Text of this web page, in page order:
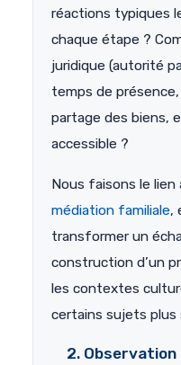
réactions typiques
chaque étape ?
juridique (autorité
temps de
partage des biens,
accessible ?
Nous faisons le
médiation familiale,
transformer un
construction d’un
les contextes
certains sujets plus
2.